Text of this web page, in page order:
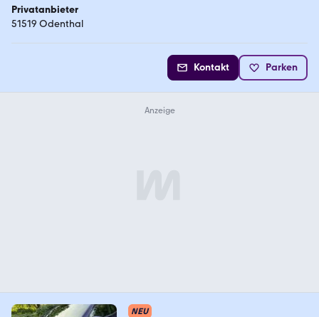
Privatanbieter
51519 Odenthal
Kontakt Parken
NEU